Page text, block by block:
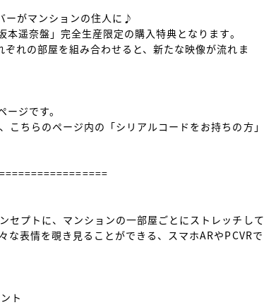
ーがマンションの住人に♪
遥奈盤」完全生産限定の購入特典となります。
れの部屋を組み合わせると、新たな映像が流れま
ージです。
こちらのページ内の「シリアルコードをお持ちの方」
セプトに、マンションの一部屋ごとにストレッチして
な表情を覗き見ることができる、スマホARやPCVRで